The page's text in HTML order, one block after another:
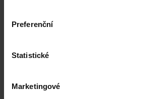
Preferenční
Statistické
Marketingové
IELTS / CAE